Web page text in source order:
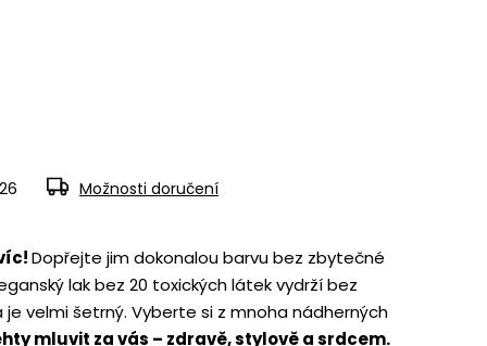
Dopřejte jim dokonalou barvu bez zbytečné
lak bez 20 toxických látek vydrží bez
velmi šetrný. Vyberte si z mnoha nádherných
mluvit za vás – zdravě, stylově a srdcem.
Možnosti doručení